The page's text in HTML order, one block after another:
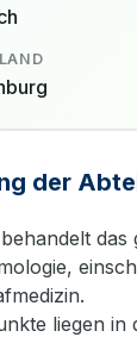
der
das
liegen in